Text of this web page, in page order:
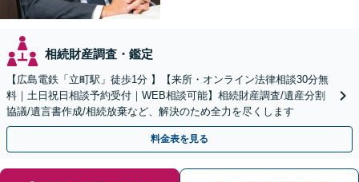
相続財産調査・鑑定
【広島電鉄「立町駅」徒歩1分 】【来所・オンライン法律相談30分無
料｜土日祝日相談予約受付｜WEB相談可能】相続財産調査/遺産分割
協議/遺言書作成/相続放棄など、解決のため全力を尽くします
料金表を見る